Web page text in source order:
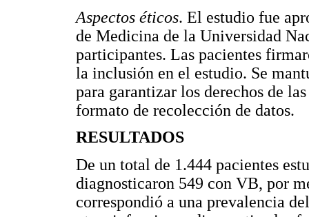
Aspectos éticos. El estudio fue
de Medicina de la Universidad
participantes. Las pacientes
la inclusión en el estudio. Se
para garantizar los derechos de
formato de recolección de datos.
RESULTADOS
De un total de 1.444 pacientes
diagnosticaron 549 con VB, por
correspondió a una prevalencia